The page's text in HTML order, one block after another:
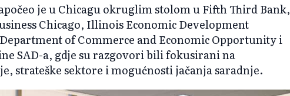
je u Chicagu okruglim stolom u Fifth Third Bank,
Chicago, Illinois Economic Development
of Commerce and Economic Opportunity i
SAD-a, gdje su razgovori bili fokusirani na
strateške sektore i mogućnosti jačanja saradnje.